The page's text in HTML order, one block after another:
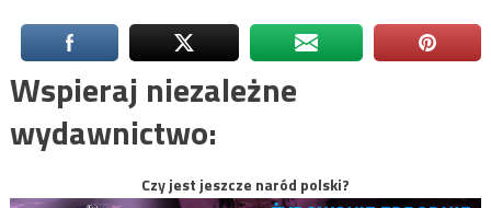
Wspieraj niezależne
wydawnictwo:
Czy jest jeszcze naród polski?